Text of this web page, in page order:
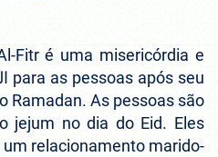
Fitr é uma misericórdia e
Ramadan. As pessoas são
jejum no dia do Eid. Eles
relacionamento marido-